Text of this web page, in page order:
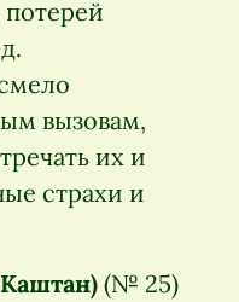
вызовам,
их и
страхи и
(№ 25)